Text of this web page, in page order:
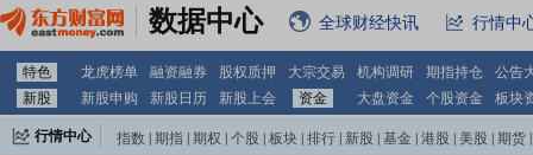
数据中心 全球财经快讯 行情中
特色 龙虎榜单 融资融券 股权质押 大宗交易 机构调研 期指持仓
公告
新股
新股申购 新股日历 新股上会 资金 大盘资金 个股资金 板块
行情中心 指数 期指 期权 个股 板块 排行 新股 基金 港股 美股 期货